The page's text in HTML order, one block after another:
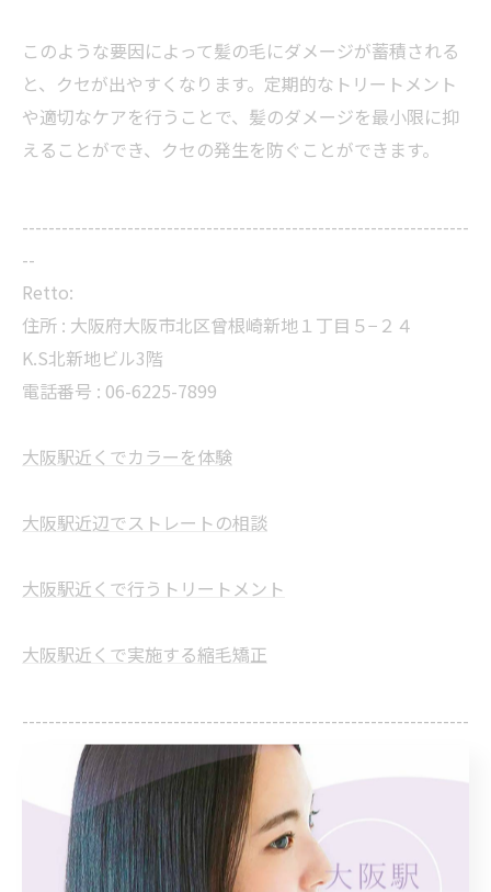
このような要因によって髪の毛にダメージが蓄積される
と、クセが出やすくなります。定期的なトリートメント
や適切なケアを行うことで、髪のダメージを最小限に抑
えることができ、クセの発生を防ぐことができます。
--------------------------------------------------------------------
--
Retto:
住所 : 大阪府大阪市北区曾根崎新地１丁目５−２４
K.S北新地ビル3階
電話番号 : 06-6225-7899
大阪駅近くでカラーを体験
大阪駅近辺でストレートの相談
大阪駅近くで行うトリートメント
大阪駅近くで実施する縮毛矯正
--------------------------------------------------------------------
ストレート トリートメント 縮毛矯正